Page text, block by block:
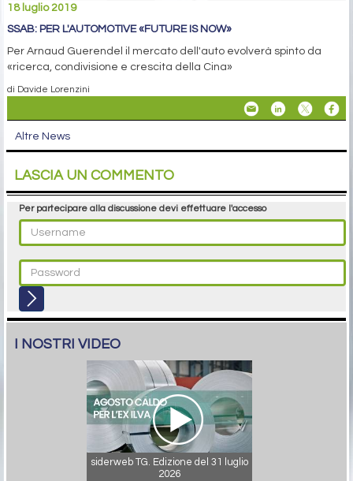
18 luglio 2019
SSAB: PER L'AUTOMOTIVE «FUTURE IS NOW»
Per Arnaud Guerendel il mercato dell'auto evolverà spinto da
«ricerca, condivisione e crescita della Cina»
di Davide Lorenzini
Altre News
LASCIA UN COMMENTO
Per partecipare alla discussione devi effettuare l'accesso
I NOSTRI VIDEO
siderweb TG. Edizione del 31 luglio
2026